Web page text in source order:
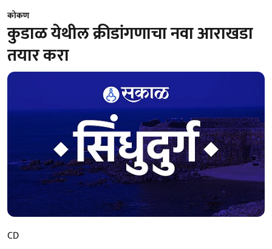
कोकण
कुडाळ येथील क्रीडांगणाचा नवा आराखडा
तयार करा
CD